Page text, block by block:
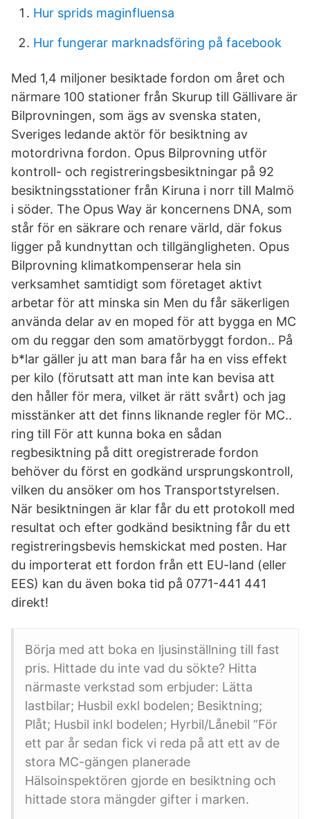
Hur sprids maginfluensa
Hur fungerar marknadsföring på facebook
Med 1,4 miljoner besiktade fordon om året och
närmare 100 stationer från Skurup till Gällivare är
Bilprovningen, som ägs av svenska staten,
Sveriges ledande aktör för besiktning av
motordrivna fordon. Opus Bilprovning utför
kontroll- och registreringsbesiktningar på 92
besiktningsstationer från Kiruna i norr till Malmö
i söder. The Opus Way är koncernens DNA, som
står för en säkrare och renare värld, där fokus
ligger på kundnyttan och tillgängligheten. Opus
Bilprovning klimatkompenserar hela sin
verksamhet samtidigt som företaget aktivt
arbetar för att minska sin Men du får säkerligen
använda delar av en moped för att bygga en MC
om du reggar den som amatörbyggt fordon.. På
b*lar gäller ju att man bara får ha en viss effekt
per kilo (förutsatt att man inte kan bevisa att
den håller för mera, vilket är rätt svårt) och jag
misstänker att det finns liknande regler för MC..
ring till För att kunna boka en sådan
regbesiktning på ditt oregistrerade fordon
behöver du först en godkänd ursprungskontroll,
vilken du ansöker om hos Transportstyrelsen.
När besiktningen är klar får du ett protokoll med
resultat och efter godkänd besiktning får du ett
registreringsbevis hemskickat med posten. Har
du importerat ett fordon från ett EU-land (eller
EES) kan du även boka tid på 0771-441 441
direkt!
Börja med att boka en ljusinställning till fast
pris. Hittade du inte vad du sökte? Hitta
närmaste verkstad som erbjuder: Lätta
lastbilar; Husbil exkl bodelen; Besiktning;
Plåt; Husbil inkl bodelen; Hyrbil/Lånebil ”För
ett par år sedan fick vi reda på att ett av de
stora MC-gängen planerade
Hälsoinspektören gjorde en besiktning och
hittade stora mängder gifter i marken.